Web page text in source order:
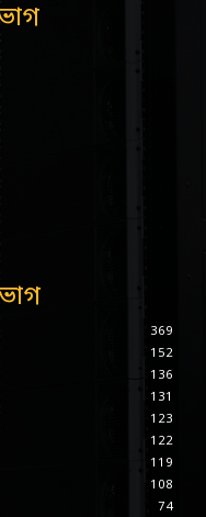
369
152
136
131
123
122
119
108
74